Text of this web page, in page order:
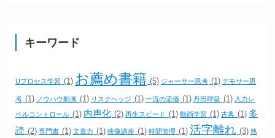
キーワード
Uプロセス学習 (1) お薦め書籍 (5) ジャーサー思考 (1) デモサー思
考 (1) ノウハウ動画 (1) リスクヘッジ (1) 一流の流儀 (1) 丹田呼吸 (1) 入力レ
ベルコントロール (1) 内声化 (2) 再生スピード (1) 動画学習 (1) 古典 (1) 多
読 (2) 専門書 (1) 文章力 (1) 映像講座 (1) 時間管理 (1) 活字離れ (3) 熟